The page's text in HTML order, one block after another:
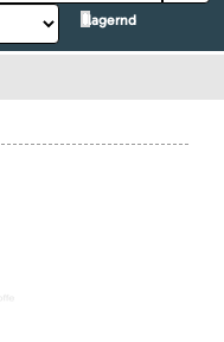
lagernd